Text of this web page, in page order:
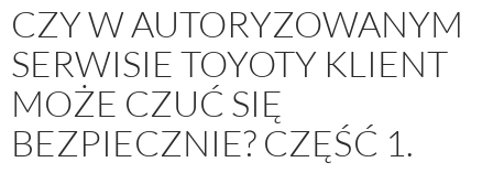
CZY W AUTORYZOWANYM
SERWISIE TOYOTY KLIENT
MOŻE CZUĆ SIĘ
BEZPIECZNIE? CZĘŚĆ 1.